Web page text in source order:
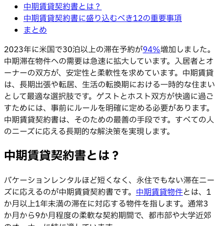
中期賃貸契約書とは？
中期賃貸契約書に盛り込むべき12の重要事項
まとめ
2023年に米国で30泊以上の滞在予約が94%増加しました。
中期滞在物件への需要は急速に拡大しています。入居者とオ
ーナーの双方が、安定性と柔軟性を求めています。中期賃貸
は、長期出張や転居、生活の転換期における一時的な住まい
として最適な選択肢です。ゲストとホスト双方が快適に過ご
すためには、事前にルールを明確に定める必要があります。
中期賃貸契約書は、そのための最善の手段です。すべての人
のニーズに応える長期的な解決策を実現します。
中期賃貸契約書とは？
バケーションレンタルほど短くなく、永住でもない滞在ニー
ズに応えるのが中期賃貸契約書です。 中期賃貸物件とは、1
か月以上1年未満の滞在に対応する物件を指します。通常3
か月から9か月程度の柔軟な契約期間で、都市部や大学近郊